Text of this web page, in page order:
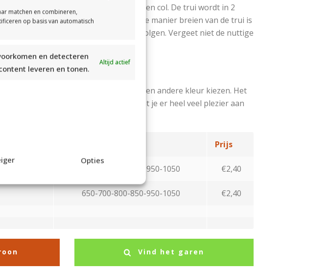
matchen en combineren,
op basis van automatisch
en detecteren
leveren en tonen.
Altijd actief
Opties
een achterpand, voorpand, mouwen en col. De trui wordt in 2
rondbreinaalden.Voor het op de juiste manier breien van de trui is
en het telpatroon (A1 t/m A4) te volgen. Vergeet niet de nuttige
Je kunt ook een andere kleur kiezen. Het
Zeker is dat je er heel veel plezier aan
Prijs
650-700-800-850-950-1050 €2,40
650-700-800-850-950-1050 €2,40
Vind het garen